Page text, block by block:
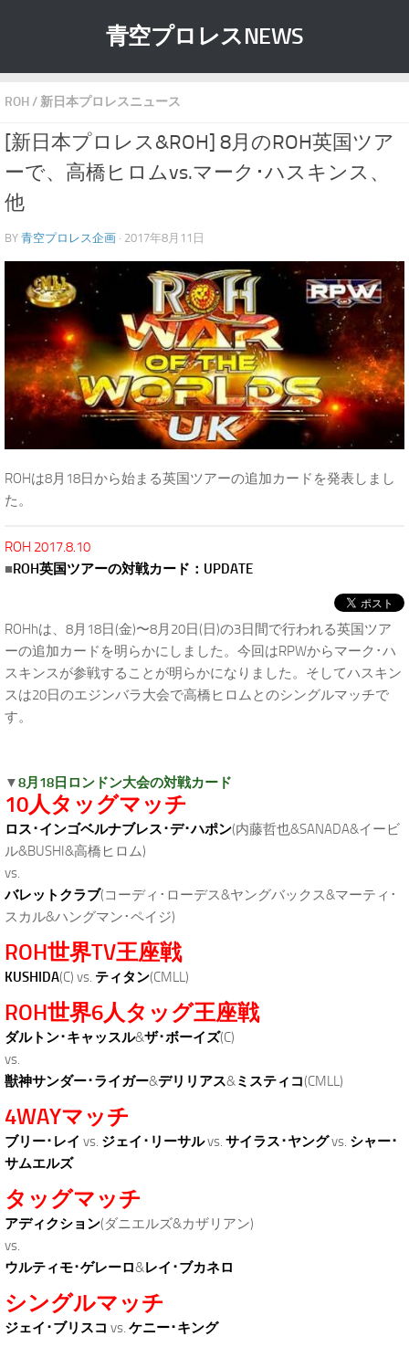
青空プロレスNEWS
ROH/ 新日本プロレスニュース
[新日本プロレス&ROH] 8月のROH英国ツア
ーで、高橋ヒロムvs.マーク･ハスキンス、
他
BY 青空プロレス企画 · 2017年8月11日
ROHは8月18日から始まる英国ツアーの追加カードを発表しまし
た。
ROH 2017.8.10
■ROH英国ツアーの対戦カード：UPDATE
ROHhは、8月18日(金)〜8月20日(日)の3日間で行われる英国ツア
ーの追加カードを明らかにしました。今回はRPWからマーク･ハ
スキンスが参戦することが明らかになりました。そしてハスキン
スは20日のエジンバラ大会で高橋ヒロムとのシングルマッチで
す。
▼8月18日ロンドン大会の対戦カード
10人タッグマッチ
ロス･インゴベルナブレス･デ･ハポン(内藤哲也&SANADA&イービ
ル&BUSHI&高橋ヒロム)
vs.
バレットクラブ(コーディ･ローデス&ヤングバックス&マーティ･
スカル&ハングマン･ペイジ)
ROH世界TV王座戦
KUSHIDA(C) vs. ティタン(CMLL)
ROH世界6人タッグ王座戦
ダルトン･キャッスル&ザ･ボーイズ(C)
vs.
獣神サンダー･ライガー&デリリアス&ミスティコ(CMLL)
4WAYマッチ
ブリー･レイ vs. ジェイ･リーサルvs. サイラス･ヤングvs. シャー･
サムエルズ
タッグマッチ
アディクション(ダニエルズ&カザリアン)
vs.
ウルティモ･ゲレーロ&レイ･ブカネロ
シングルマッチ
ジェイ･ブリスコ vs. ケニー･キング